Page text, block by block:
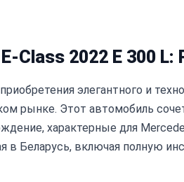
Class 2022 E 300
элегантного и
рынке. Этот автомобиль
характерные для
в Беларусь, включая полную